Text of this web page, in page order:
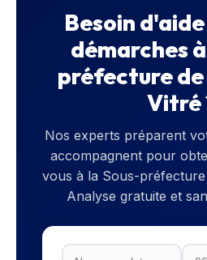
Besoin
démarches
préfecture de
Vitré
Nos experts préparent
accompagnent pour
vous à la Sous-
Analyse gratuite et